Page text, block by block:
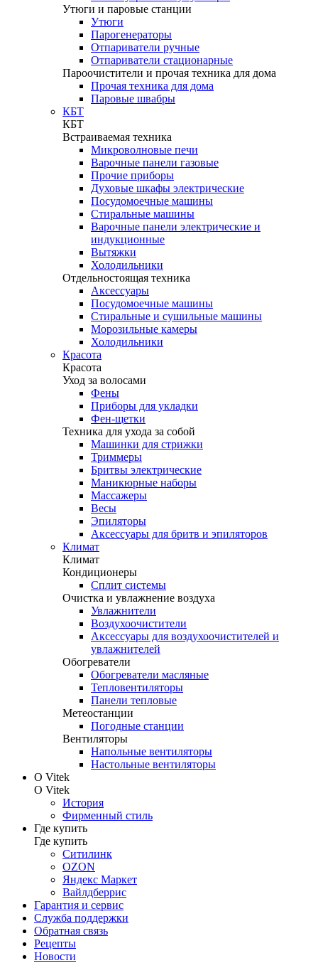
Утюги и паровые станции
Утюги
Парогенераторы
Отпариватели ручные
Отпариватели стационарные
Пароочистители и прочая техника для дома
Прочая техника для дома
Паровые швабры
КБТ
КБТ
Встраиваемая техника
Микроволновые печи
Варочные панели газовые
Прочие приборы
Духовые шкафы электрические
Посудомоечные машины
Стиральные машины
Варочные панели электрические и
индукционные
Вытяжки
Холодильники
Отдельностоящая техника
Аксессуары
Посудомоечные машины
Стиральные и сушильные машины
Морозильные камеры
Холодильники
Красота
Красота
Уход за волосами
Фены
Приборы для укладки
Фен-щетки
Техника для ухода за собой
Машинки для стрижки
Триммеры
Бритвы электрические
Маникюрные наборы
Массажеры
Весы
Эпиляторы
Аксессуары для бритв и эпиляторов
Климат
Климат
Кондиционеры
Сплит системы
Очистка и увлажнение воздуха
Увлажнители
Воздухоочистители
Аксессуары для воздухоочистителей и
увлажнителей
Обогреватели
Обогреватели масляные
Тепловентиляторы
Панели тепловые
Метеостанции
Погодные станции
Вентиляторы
Напольные вентиляторы
Настольные вентиляторы
О Vitek
О Vitek
История
Фирменный стиль
Где купить
Где купить
Ситилинк
OZON
Яндекс Маркет
Вайлдберрис
Гарантия и сервис
Служба поддержки
Обратная связь
Рецепты
Новости